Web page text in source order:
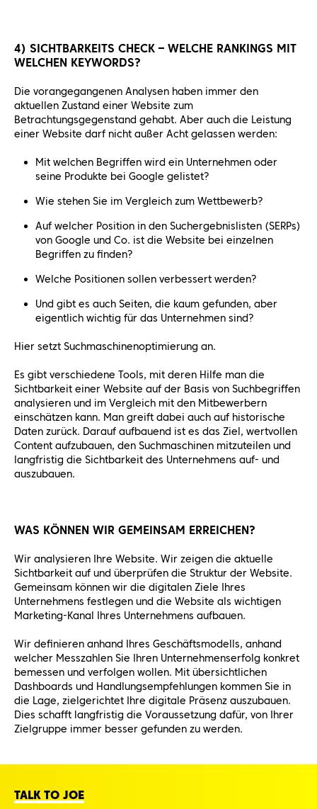
4) SICHTBARKEITS CHECK – WELCHE RANKINGS MIT
WELCHEN KEYWORDS?
Die vorangegangenen Analysen haben immer den
aktuellen Zustand einer Website zum
Betrachtungsgegenstand gehabt. Aber auch die Leistung
einer Website darf nicht außer Acht gelassen werden:
Mit welchen Begriffen wird ein Unternehmen oder
seine Produkte bei Google gelistet?
Wie stehen Sie im Vergleich zum Wettbewerb?
Auf welcher Position in den Suchergebnislisten (SERPs)
von Google und Co. ist die Website bei einzelnen
Begriffen zu finden?
Welche Positionen sollen verbessert werden?
Und gibt es auch Seiten, die kaum gefunden, aber
eigentlich wichtig für das Unternehmen sind?
Hier setzt Suchmaschinenoptimierung an.
Es gibt verschiedene Tools, mit deren Hilfe man die
Sichtbarkeit einer Website auf der Basis von Suchbegriffen
analysieren und im Vergleich mit den Mitbewerbern
einschätzen kann. Man greift dabei auch auf historische
Daten zurück. Darauf aufbauend ist es das Ziel, wertvollen
Content aufzubauen, den Suchmaschinen mitzuteilen und
langfristig die Sichtbarkeit des Unternehmens auf- und
auszubauen.
WAS KÖNNEN WIR GEMEINSAM ERREICHEN?
Wir analysieren Ihre Website. Wir zeigen die aktuelle
Sichtbarkeit auf und überprüfen die Struktur der Website.
Gemeinsam können wir die digitalen Ziele Ihres
Unternehmens festlegen und die Website als wichtigen
Marketing-Kanal Ihres Unternehmens aufbauen.
Wir definieren anhand Ihres Geschäftsmodells, anhand
welcher Messzahlen Sie Ihren Unternehmenserfolg konkret
bemessen und verfolgen wollen. Mit übersichtlichen
Dashboards und Handlungsempfehlungen kommen Sie in
die Lage, zielgerichtet Ihre digitale Präsenz auszubauen.
Dies schafft langfristig die Voraussetzung dafür, von Ihrer
Zielgruppe immer besser gefunden zu werden.
TALK TO JOE